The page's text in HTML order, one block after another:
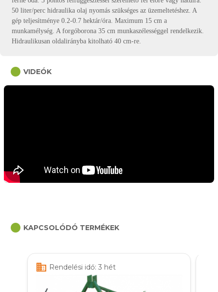
50 liter/perc hidraulika olaj nyomás szükséges az üzemeltetéshez. A
gép teljesítménye 0.2-0.7 hektár/óra. Maximum 15 cm a
munkamélység. A forgóborona 35 cm munkaszélességgel rendelkezik.
Hidraulikusan oldalirányba kitolható 40 cm-re.
circle VIDEÓK
circle KAPCSOLÓDÓ TERMÉKEK
business Rendelési idő: 3 hét